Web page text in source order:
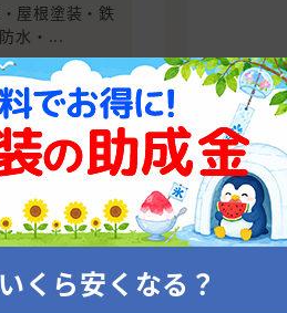
屋根塗装・鉄
水・...
を確認する
くら安くなる？